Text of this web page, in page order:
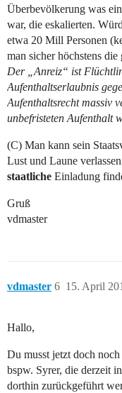
Überbevölkerung was
war, die eskalierten.
etwa 20 Mill Personen
man sicher höchstens
Der „Anreiz“ ist
Aufenthaltserlaubnis
Aufenthaltsrecht massiv
unbefristeten Aufenthalt
(C) Man kann sein
Lust und Laune
staatliche Einladung
Gruß
vdmaster
vdmaster 15. April
6
Hallo,
Du musst jetzt doch
bspw. Syrer, die derzeit
dorthin zurückgeführt